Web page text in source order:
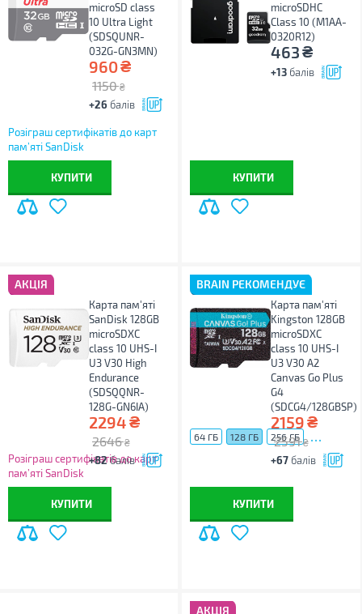
microSD class
10 Ultra Light
(SDSQUNR-
032G-GN3MN)
960₴
1150 ₴
+26 балів
Розіграш сертифікатів до карт
пам’яті SanDisk
КУПИТИ
microSDHC
Class 10 (M1AA-
0320R12)
463₴
+13 балів
КУПИТИ
АКЦІЯ
Карта пам'яті
SanDisk 128GB
microSDXC
class 10 UHS-I
U3 V30 High
Endurance
(SDSQQNR-
128G-GN6IA)
2294₴
2646 ₴
+82балів
Розіграш сертифікатів до карт
пам’яті SanDisk
КУПИТИ
BRAIN РЕКОМЕНДУЄ
Карта пам'яті
Kingston 128GB
microSDXC
сlass 10 UHS-I
U3 V30 A2
Canvas Go Plus
G4
(SDCG4/128GBSP)
2159₴
2591 ₴
+67 балів
64 ГБ 128 ГБ 256 ГБ ...
КУПИТИ
АКЦІЯ